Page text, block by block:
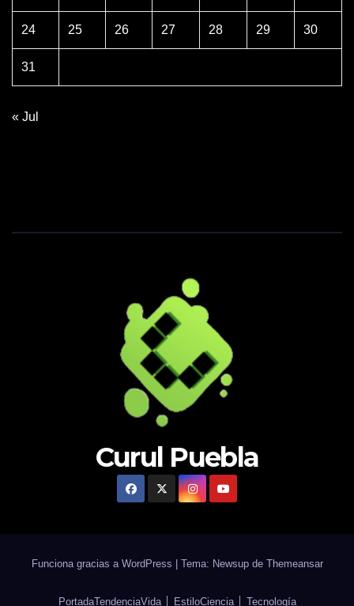
24 25 26 27 28 29 30
31
« Jul
Curul Puebla
Funciona gracias a WordPress | Tema: Newsup de Themeansar
PortadaTendenciaVida │ EstiloCiencia │ Tecnología